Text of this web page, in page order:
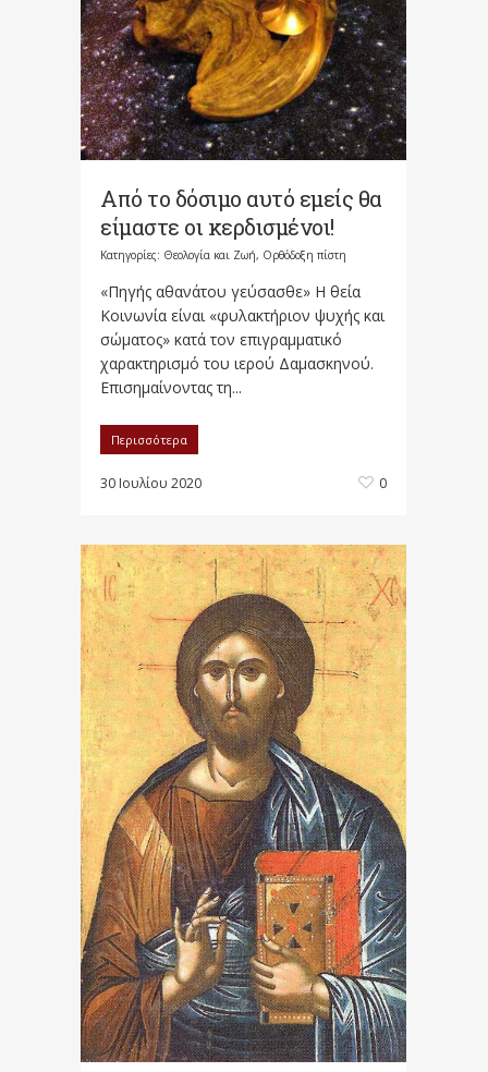
Από το δόσιμο αυτό εμείς θα
είμαστε οι κερδισμένοι!
Κατηγορίες: Θεολογία και Ζωή, Ορθόδοξη πίστη
«Πηγής αθανάτου γεύσασθε» Η θεία
Κοινωνία είναι «φυλακτήριον ψυχής και
σώματος» κατά τον επιγραμματικό
χαρακτηρισμό του ιερού Δαμασκηνού.
Επισημαίνοντας τη...
Περισσότερα
30 Ιουλίου 2020 0